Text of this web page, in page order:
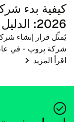
كيفية بدء
2026: الدليل الكامل
يُمثِّل قرار إنشاء
مجال التكنولوجيا
اقرأ المزيد